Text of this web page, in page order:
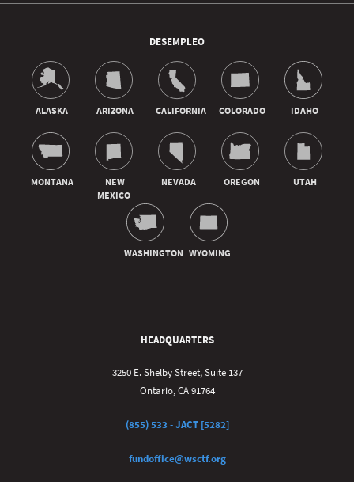
DESEMPLEO
HEADQUARTERS
3250 E. Shelby Street, Suite 137
Ontario, CA 91764
(855) 533 - JACT [5282]
fundoffice@wsctf.org